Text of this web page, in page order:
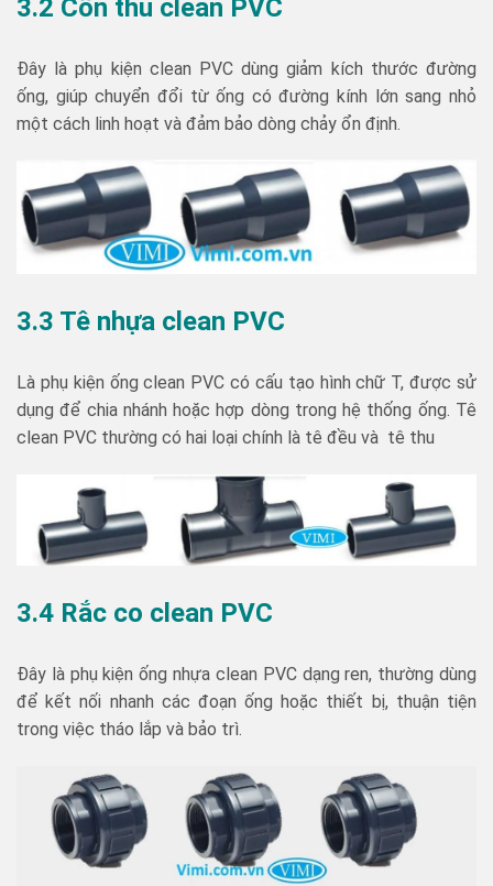
3.2 Côn thu clean PVC
Đây là phụ kiện clean PVC dùng giảm kích thước đường
ống, giúp chuyển đổi từ ống có đường kính lớn sang nhỏ
một cách linh hoạt và đảm bảo dòng chảy ổn định.
3.3 Tê nhựa clean PVC
Là phụ kiện ống clean PVC có cấu tạo hình chữ T, được sử
dụng để chia nhánh hoặc hợp dòng trong hệ thống ống. Tê
clean PVC thường có hai loại chính là tê đều và tê thu
3.4 Rắc co clean PVC
Đây là phụ kiện ống nhựa clean PVC dạng ren, thường dùng
để kết nối nhanh các đoạn ống hoặc thiết bị, thuận tiện
trong việc tháo lắp và bảo trì.